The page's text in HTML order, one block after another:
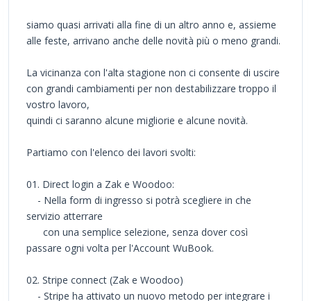
siamo quasi arrivati alla fine di un altro anno e, assieme
alle feste, arrivano anche delle novità più o meno grandi.
La vicinanza con l'alta stagione non ci consente di uscire
con grandi cambiamenti per non destabilizzare troppo il
vostro lavoro,
quindi ci saranno alcune migliorie e alcune novità.
Partiamo con l'elenco dei lavori svolti:
01. Direct login a Zak e Woodoo:
- Nella form di ingresso si potrà scegliere in che
servizio atterrare
con una semplice selezione, senza dover così
passare ogni volta per l'Account WuBook.
02. Stripe connect (Zak e Woodoo)
- Stripe ha attivato un nuovo metodo per integrare i